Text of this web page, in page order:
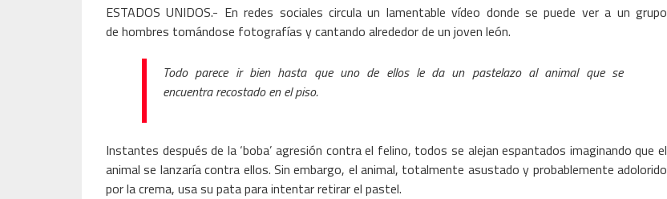
ESTADOS UNIDOS.- En redes sociales circula un lamentable vídeo donde se puede ver a un grupo
de hombres tomándose fotografías y cantando alrededor de un joven león.
Todo parece ir bien hasta que uno de ellos le da un pastelazo al animal que se
encuentra recostado en el piso.
Instantes después de la ‘boba’ agresión contra el felino, todos se alejan espantados imaginando que el
animal se lanzaría contra ellos. Sin embargo, el animal, totalmente asustado y probablemente adolorido
por la crema, usa su pata para intentar retirar el pastel.